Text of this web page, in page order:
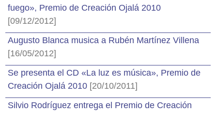
fuego», Premio de Creación Ojalá 2010
[09/12/2012]
Augusto Blanca musica a Rubén Martínez Villena
[16/05/2012]
Se presenta el CD «La luz es música», Premio de
Creación Ojalá 2010 [20/10/2011]
Silvio Rodríguez entrega el Premio de Creación